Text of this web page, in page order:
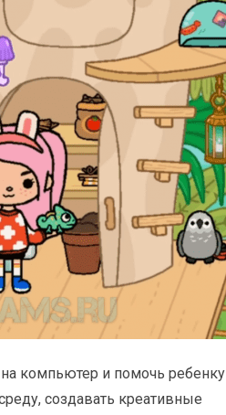
компьютер и помочь ребенку
создавать креативные